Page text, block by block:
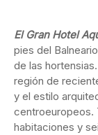
El Gran Hotel
pies del
de las
región de
y el estilo
centroeuropeos.
habitaciones y